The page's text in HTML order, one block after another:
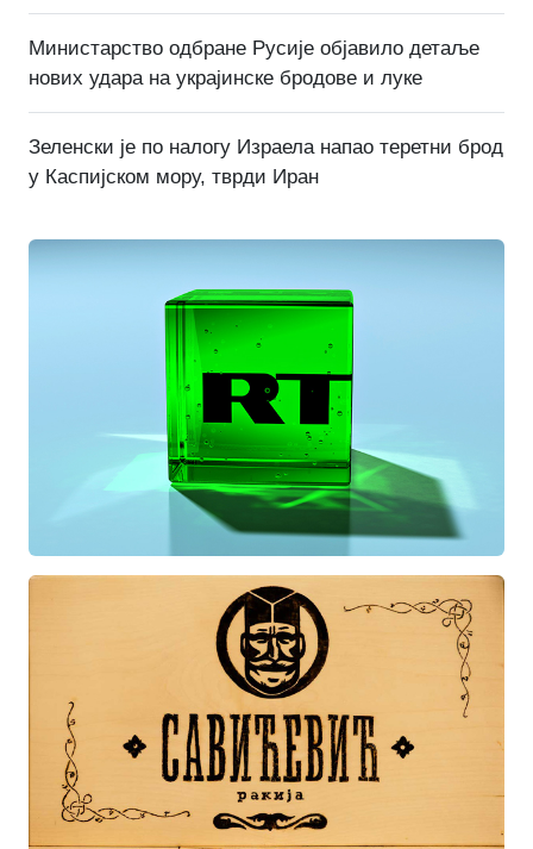
Министарство одбране Русије објавило детаље
нових удара на украјинске бродове и луке
Зеленски је по налогу Израела напао теретни брод
у Каспијском мору, тврди Иран